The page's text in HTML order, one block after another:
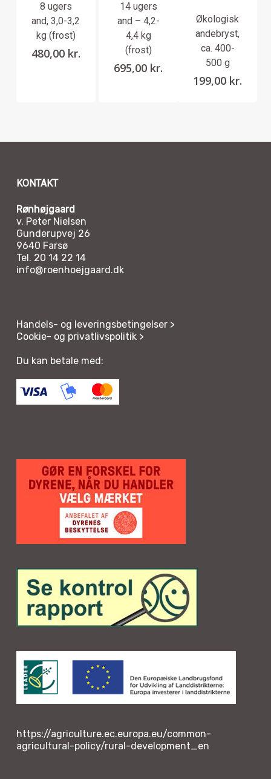
8 ugers
and, 3,0-3,2
kg (frost)
480,00 kr.
14 ugers
and – 4,2-
4,4 kg
(frost)
695,00 kr.
Økologisk
andebryst,
ca. 400-
500 g
199,00 kr.
KONTAKT
Rønhøjgaard
v. Peter Nielsen
Gunderupvej 26
9640 Farsø
Tel. 20 14 22 14
info@roenhoejgaard.dk
Handels- og leveringsbetingelser >
Cookie- og privatlivspolitik >
Du kan betale med:
https://agriculture.ec.europa.eu/common-
agricultural-policy/rural-development_en